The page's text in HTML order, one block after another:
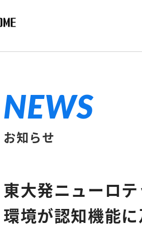
NEWS
お知らせ
東大発ニューロ
環境が認知機能